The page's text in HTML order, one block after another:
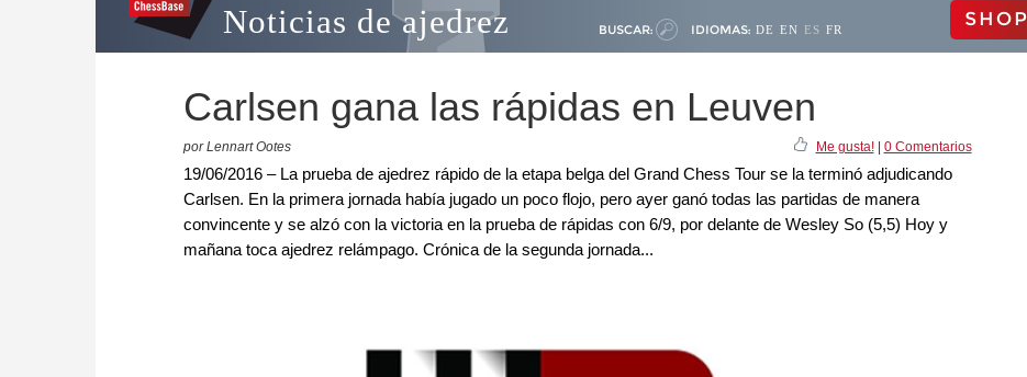
Noticias de ajedrez BUSCAR: IDIOMAS: DE EN ES FR SHOP
Carlsen gana las rápidas en Leuven
por Lennart Ootes Me gusta!| 0 Comentarios
19/06/2016 – La prueba de ajedrez rápido de la etapa belga del Grand Chess Tour se la terminó adjudicando
Carlsen. En la primera jornada había jugado un poco flojo, pero ayer ganó todas las partidas de manera
convincente y se alzó con la victoria en la prueba de rápidas con 6/9, por delante de Wesley So (5,5) Hoy y
mañana toca ajedrez relámpago. Crónica de la segunda jornada...